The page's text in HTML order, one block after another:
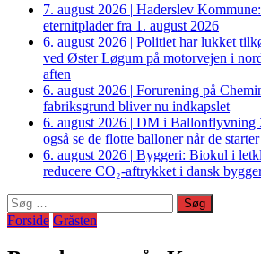
7. august 2026 | Haderslev
eternitplader fra 1. august 2026
6. august 2026 | Politiet har lukket
ved Øster Løgum på motorvejen i
aften
6. august 2026 | Forurening på
fabriksgrund bliver nu indkapslet
6. august 2026 | DM i Ballonflyvning
også se de flotte balloner når de starter
6. august 2026 | Byggeri: Biokul i
reducere CO₂-aftrykket i dansk
Søg
efter:
Forside Gråsten